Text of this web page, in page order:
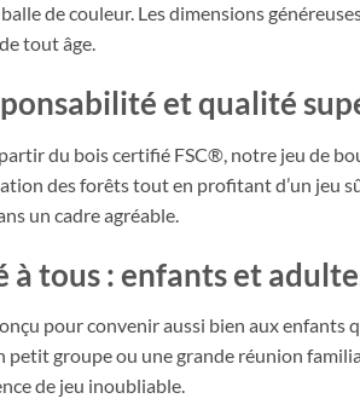
de couleur. Les dimensions
tout âge.
et qualité
du bois certifié FSC®, notre jeu de
des forêts tout en profitant d’un jeu
un cadre agréable.
à tous : enfants et
pour convenir aussi bien aux enfants
petit groupe ou une grande réunion
de jeu inoubliable.